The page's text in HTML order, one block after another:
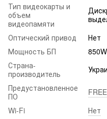
Тип видеокарты и
объем
видеопамяти
Оптический привод
Нет
Мощность БП
850W
Страна-
производитель
Предустановленное
ПО
Wi-Fi
Нет